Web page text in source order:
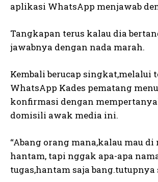
aplikasi WhatsApp menjawab
Tangkapan terus kalau dia
jawabnya dengan nada marah.
Kembali berucap singkat,melalui
WhatsApp Kades pematang
konfirmasi dengan
domisili awak media ini.
“Abang orang mana,kalau mau
hantam, tapi nggak apa-apa
tugas,hantam saja